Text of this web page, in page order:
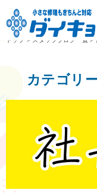
トップ
> スタッフブログ一覧 >
カテゴリ